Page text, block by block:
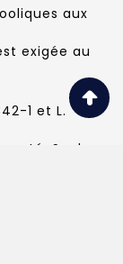
aux
exigée au
1 et L.
Sachez